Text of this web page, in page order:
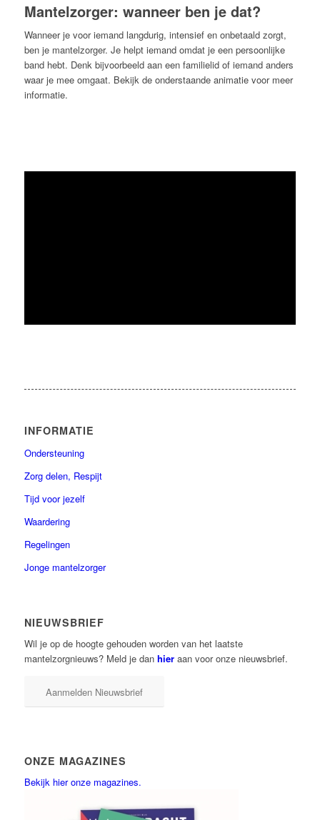
Mantelzorger: wanneer ben je dat?
Wanneer je voor iemand langdurig, intensief en onbetaald zorgt,
ben je mantelzorger. Je helpt iemand omdat je een persoonlijke
band hebt. Denk bijvoorbeeld aan een familielid of iemand anders
waar je mee omgaat. Bekijk de onderstaande animatie voor meer
informatie.
INFORMATIE
Ondersteuning
Zorg delen, Respijt
Tijd voor jezelf
Waardering
Regelingen
Jonge mantelzorger
NIEUWSBRIEF
Wil je op de hoogte gehouden worden van het laatste
mantelzorgnieuws? Meld je dan hieraan voor onze nieuwsbrief.
Aanmelden Nieuwsbrief
ONZE MAGAZINES
Bekijk hier onze magazines.